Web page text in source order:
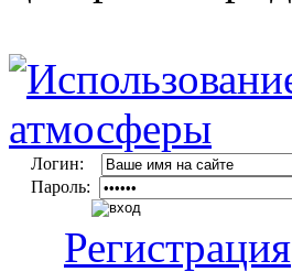
Логин:
Пароль:
Регистрация